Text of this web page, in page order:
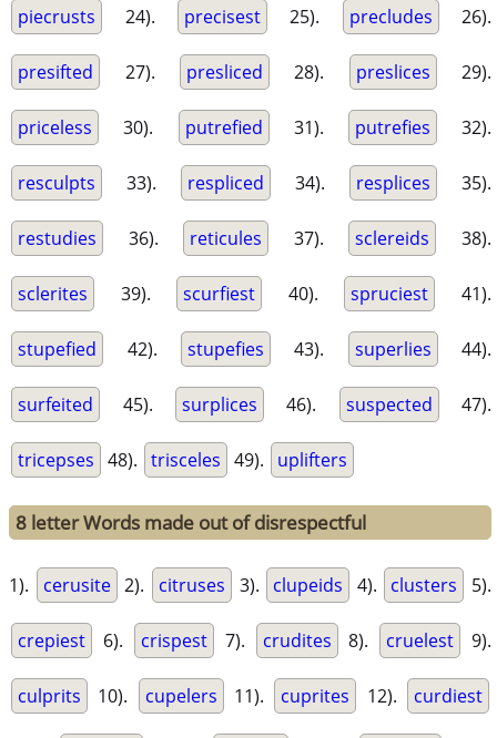
piecrusts 24). precisest 25). precludes 26).
presifted 27). presliced 28). preslices 29).
priceless 30). putrefied 31). putrefies 32).
resculpts 33). respliced 34). resplices 35).
restudies 36). reticules 37). sclereids 38).
sclerites 39). scurfiest 40). spruciest 41).
stupefied 42). stupefies 43). superlies 44).
surfeited 45). surplices 46). suspected 47).
tricepses 48). trisceles 49). uplifters
8 letter Words made out of disrespectful
1). cerusite 2). citruses 3). clupeids 4). clusters 5).
crepiest 6). crispest 7). crudites 8). cruelest 9).
culprits 10). cupelers 11). cuprites 12). curdiest